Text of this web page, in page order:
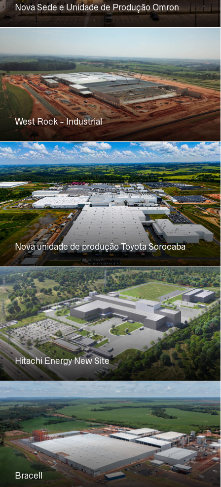
Nova Sede e Unidade de Produção Omron
West Rock - Industrial
Nova unidade de produção Toyota Sorocaba
Hitachi Energy New Site
Bracell